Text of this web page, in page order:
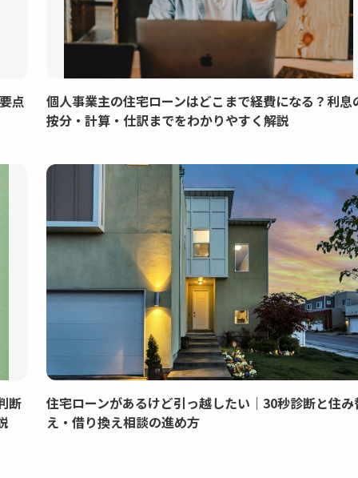
点
個人事業主の住宅ローンはどこまで経費になる？利息
按分・計算・仕訳までをわかりやすく解説
断
住宅ローンがあるけど引っ越したい｜30秒診断と住み
え・借り換え相談の進め方